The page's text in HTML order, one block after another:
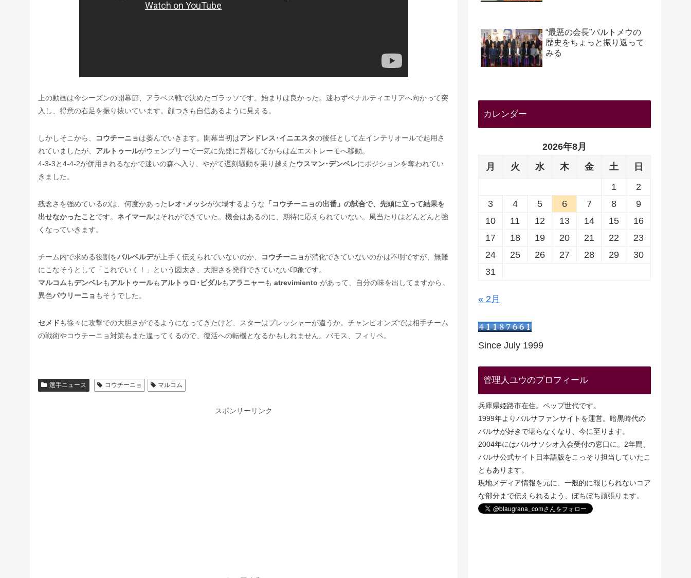
上の動画は今シーズンの開幕節、アラベス戦で決めたゴラッソです。始まりは良かった。迷わずペナルティエリアへ向かって突
入し、得意の右足を振り抜いています。顔つきも自信あるように見える。
しかしそこから、 コウチーニョは萎んでいきます。開幕当初はアンドレス･イニエスタの後任として左インテリオールで起用さ
れていましたが、 アルトゥールがウェンブリーで一気に先発に昇格してからは左エストレーモへ移動。
4-3-3と4-4-2が併用されるなかで迷いの森へ入り、やがて遅刻騒動を乗り越えたウスマン･デンベレにポジションを奪われてい
きました。
残念さを強めているのは、何度かあった レオ･メッシが欠場するような 「コウチーニョの出番」の試合で、先頭に立って結果を
出せなかったことです。 ネイマールはそれができていた。機会はあるのに、期待に応えられていない。風当たりはどんどんと強
くなっていきます。
チーム内で求める役割をバルベルデが上手く伝えられていないのか、 コウチーニョが消化できていないのかは不明ですが、無難
にこなそうとして「これでいく！」という図太さ、大胆さを発揮できていない印象です。
マルコムもデンベレもアルトゥールもアルトゥロ･ビダルもアラニャーも atrevimiento があって、自分の味を出してますから。
異色パウリーニョ もそうでした。
セメドも徐々に攻撃での大胆さがでるようになってきたけど、スターはプレッシャーが違うか。チャンピオンズでは相手チーム
の戦術やコウチーニョ対策もまた違ってくるので、復活への転機となるかもしれません。バモス、フィリペ。
選手ニュース コウチーニョ マルコム
スポンサーリンク
“最悪の会長”バルトメウの
歴史をちょっと振り返って
みる
カレンダー
2026年8月
月
火 水 木 金 土
日
1
2
3
4 5 6 7 8
9
10
11 12 13 14 15
16
17
18 19 20 21 22
23
24
25 26 27 28 29
30
31
« 2月
Since July 1999
管理人ユウのプロフィール
兵庫県姫路市在住。ペップ世代です。
1999年よりバルサファンサイトを運営。暗黒時代の
バルサが好きで堪らなくなり、今に至ります。
2004年にはバルサソシオ入会受付の窓口に。2年間、
バルサ公式サイト日本語版をこっそり担当していたこ
ともあります。
現地メディア情報を元に、一般的に報じられないコア
な部分まで伝えられるよう、ぼちぼち頑張ります。